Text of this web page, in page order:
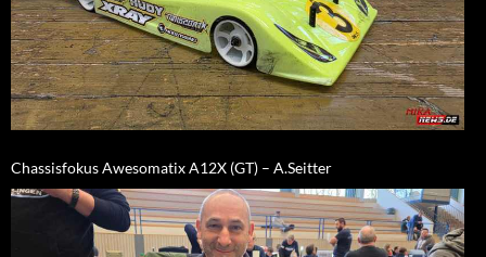
Chassisfokus Awesomatix A12X (GT) – A.Seitter